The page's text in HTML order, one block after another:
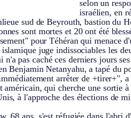
selon un
israélien, en
sud de Beyrouth, bastion du
sont mortes et 20 ont été
pour Téhéran qui menace
juge indissociables les
pas caché ces derniers jours
Benjamin Netanyahu, a tapé du
arrêter de +tirer+", a
américain, qui cherche une sortie
à l'approche des élections de